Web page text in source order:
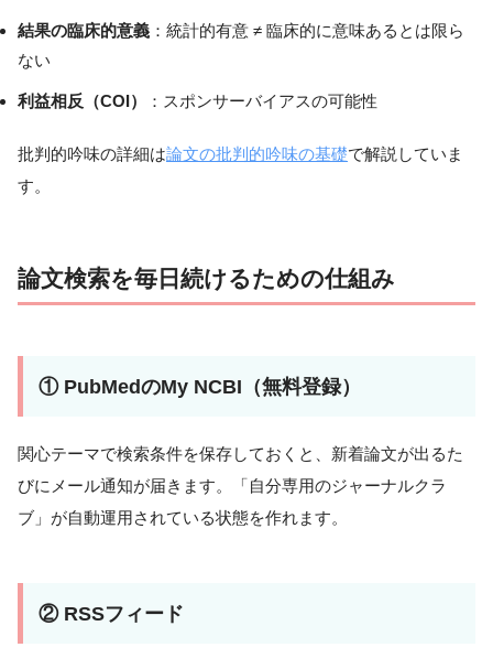
結果の臨床的意義 ：統計的有意 ≠ 臨床的に意味あるとは限ら
ない
利益相反（COI） ：スポンサーバイアスの可能性
批判的吟味の詳細は論文の批判的吟味の基礎で解説していま
す。
論文検索を毎日続けるための仕組み
① PubMedのMy NCBI（無料登録）
関心テーマで検索条件を保存しておくと、新着論文が出るた
びにメール通知が届きます。「自分専用のジャーナルクラ
ブ」が自動運用されている状態を作れます。
② RSSフィード